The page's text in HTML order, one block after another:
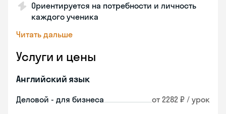
Ориентируется на потребности и личность
каждого ученика
Читать дальше
Услуги и цены
Английский язык
Деловой - для бизнеса от 2282 ₽ / урок